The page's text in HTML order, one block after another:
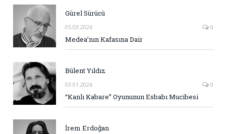
Gürel Sürücü
05.03.2026 0
Medea’nın Kafasına Dair
Bülent Yıldız
03.01.2026 0
“Kanlı Kabare” Oyununun Esbabı Mucibesi
İrem Erdoğan